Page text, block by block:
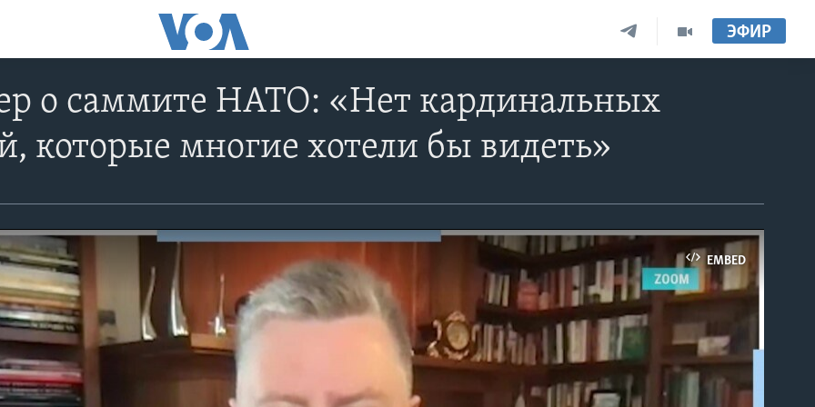
ЭФИР
о саммите НАТО: «Нет кардинальных
которые многие хотели бы видеть»
EMBED